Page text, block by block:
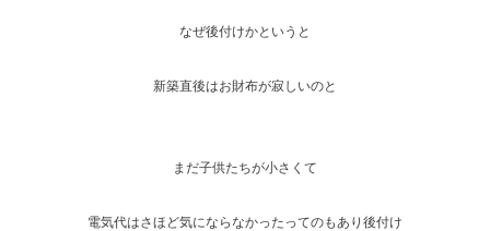
なぜ後付けかというと
新築直後はお財布が寂しいのと
まだ子供たちが小さくて
電気代はさほど気にならなかったってのもあり後付け